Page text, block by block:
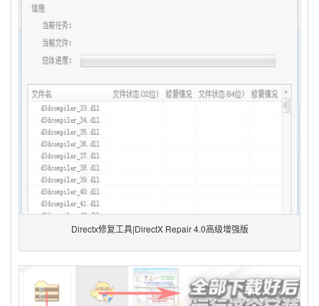
Directx修复工具|DirectX Repair 4.0高级增强版